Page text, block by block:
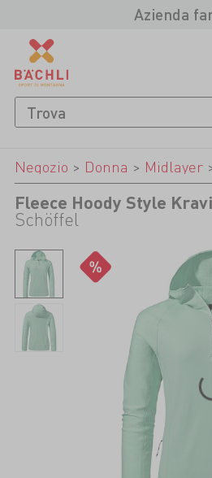
Azienda
Negozio > Donna > Midlayer
Fleece Hoody Style
Schöffel